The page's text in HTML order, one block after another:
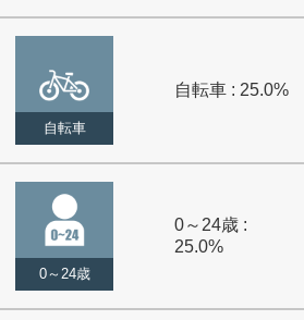
自転車
自転車 : 25.0%
0～24歳
0～24歳 :
25.0%